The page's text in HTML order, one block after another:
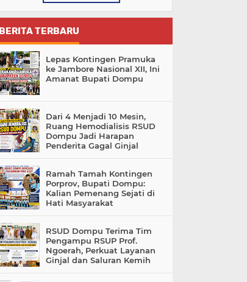
BERITA TERBARU
Lepas Kontingen Pramuka
ke Jambore Nasional XII, Ini
Amanat Bupati Dompu
Dari 4 Menjadi 10 Mesin,
Ruang Hemodialisis RSUD
Dompu Jadi Harapan
Penderita Gagal Ginjal
Ramah Tamah Kontingen
Porprov, Bupati Dompu:
Kalian Pemenang Sejati di
Hati Masyarakat
RSUD Dompu Terima Tim
Pengampu RSUP Prof.
Ngoerah, Perkuat Layanan
Ginjal dan Saluran Kemih